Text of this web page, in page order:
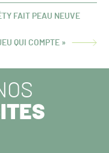
FAIT PEAU NEUVE
QUI COMPTE »